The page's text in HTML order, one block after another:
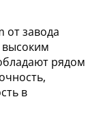
от завода
высоким
рядом
в